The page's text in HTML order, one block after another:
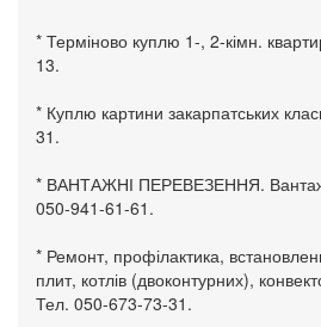
* Терміново куплю 1-, 2-кімн.
13.
* Куплю картини закарпатських
31.
* ВАНТАЖНІ ПЕРЕВЕЗЕННЯ.
050-941-61-61.
* Ремонт, профілактика,
плит, котлів (двоконтурних),
Тел. 050-673-73-31.